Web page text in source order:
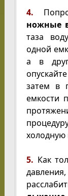
4.
ножные
таза
одной
а в
затем в
емкости
холодную
5. Как